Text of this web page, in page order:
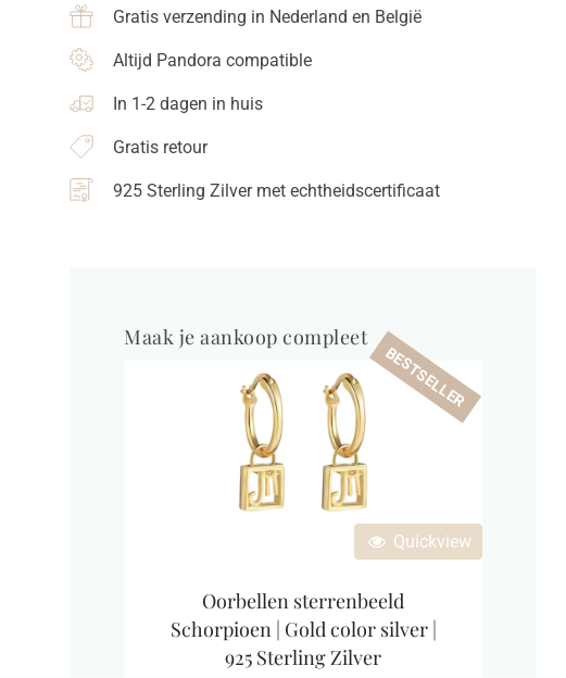
Gratis verzending in Nederland en België
Altijd Pandora compatible
In 1-2 dagen in huis
Gratis retour
925 Sterling Zilver met echtheidscertificaat
Maak je aankoop compleet
Quickview
BESTSELLER
Oorbellen sterrenbeeld
Schorpioen | Gold color silver |
925 Sterling Zilver